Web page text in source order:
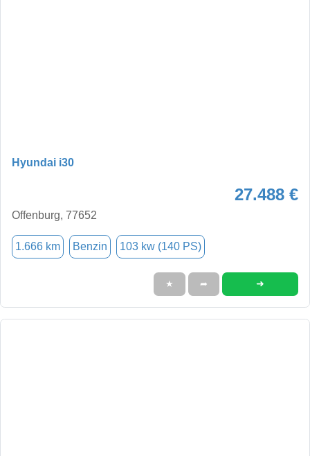
Hyundai i30
27.488 €
Offenburg, 77652
1.666 km Benzin 103 kw (140 PS)
★ ➦ ➜